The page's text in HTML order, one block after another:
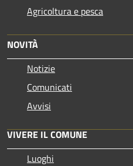
Agricoltura e pesca
NOVITÀ
Notizie
Comunicati
Avvisi
VIVERE IL COMUNE
Luoghi